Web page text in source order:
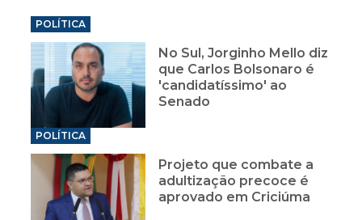
POLÍTICA
No Sul, Jorginho Mello diz
que Carlos Bolsonaro é
'candidatíssimo' ao
Senado
POLÍTICA
Projeto que combate a
adultização precoce é
aprovado em Criciúma